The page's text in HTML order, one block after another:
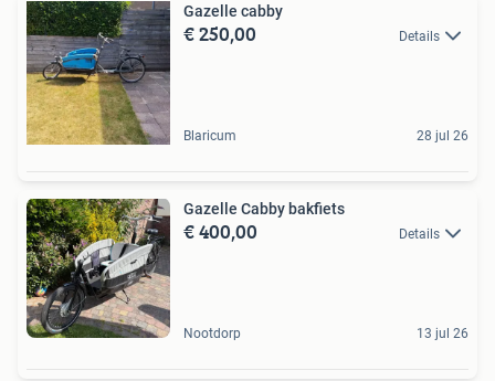
Gazelle cabby
€ 250,00 Details
Blaricum 28 jul 26
Gazelle Cabby bakfiets
€ 400,00 Details
Nootdorp 13 jul 26